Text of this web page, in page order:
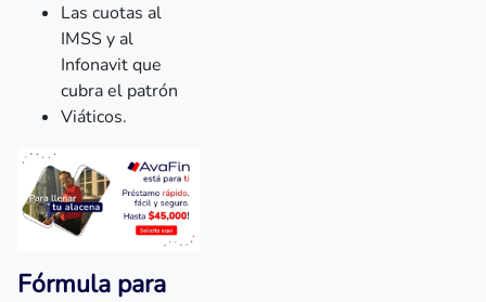
Las cuotas al
IMSS y al
Infonavit que
cubra el patrón
Viáticos.
Fórmula para